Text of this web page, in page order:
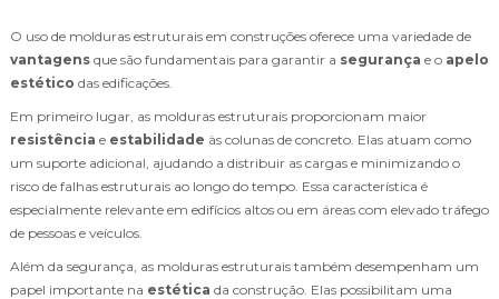
O uso de molduras estruturais em construções oferece uma variedade de
vantagens que são fundamentais para garantir a segurança e o apelo
estético das edificações.
Em primeiro lugar, as molduras estruturais proporcionam maior
resistência e estabilidade às colunas de concreto. Elas atuam como
um suporte adicional, ajudando a distribuir as cargas e minimizando o
risco de falhas estruturais ao longo do tempo. Essa característica é
especialmente relevante em edifícios altos ou em áreas com elevado tráfego
de pessoas e veículos.
Além da segurança, as molduras estruturais também desempenham um
papel importante na estética da construção. Elas possibilitam uma